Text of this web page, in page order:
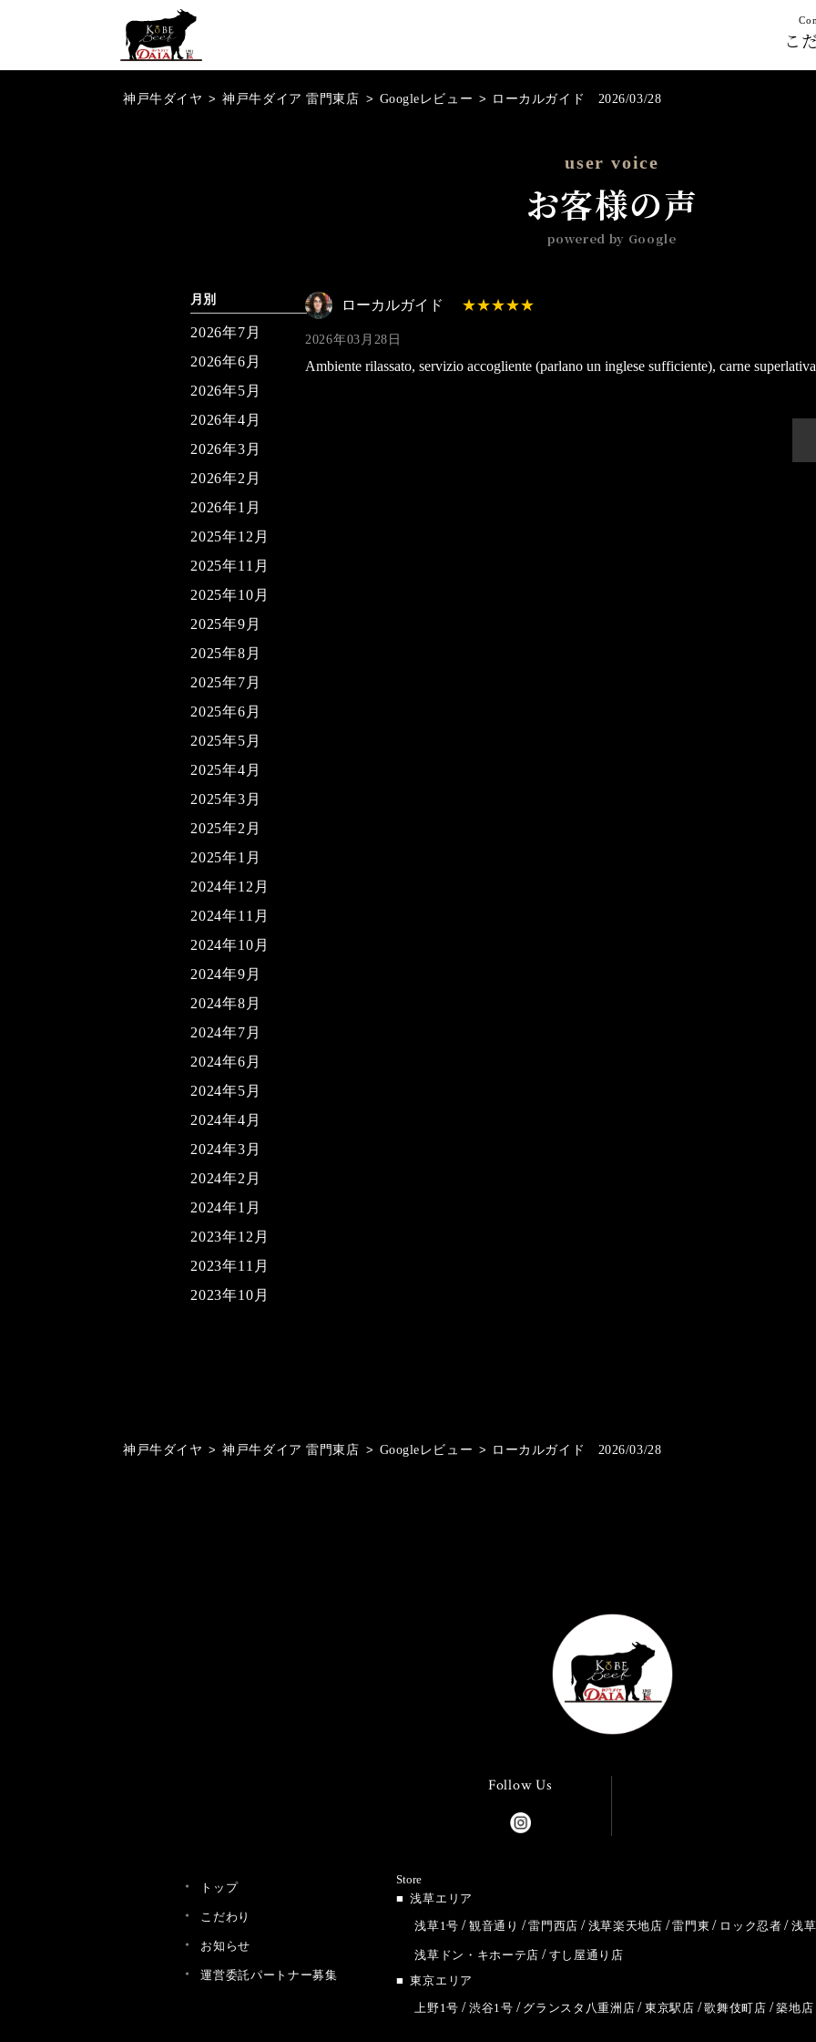
こ
神戸牛ダイヤ > 神戸牛ダイア 雷門東店 > Googleレビュー > ローカルガイド 2026/03/28
user voice
お客様の声
powered by Google
ローカルガイド
2026年03月28日
Ambiente rilassato, servizio accogliente (parlano un inglese sufficiente), carne superlativa
月別
2026年7月
2026年6月
2026年5月
2026年4月
2026年3月
2026年2月
2026年1月
2025年12月
2025年11月
2025年10月
2025年9月
2025年8月
2025年7月
2025年6月
2025年5月
2025年4月
2025年3月
2025年2月
2025年1月
2024年12月
2024年11月
2024年10月
2024年9月
2024年8月
2024年7月
2024年6月
2024年5月
2024年4月
2024年3月
2024年2月
2024年1月
2023年12月
2023年11月
2023年10月
神戸牛ダイヤ > 神戸牛ダイア 雷門東店 > Googleレビュー > ローカルガイド 2026/03/28
Follow Us
トップ
こだわり
お知らせ
運営委託パートナー募集
Store
浅草エリア
浅草1号
観音通り 雷門西店 浅草楽天地店 雷門東 ロック忍者 浅
浅草ドン・キホーテ店
すし屋通り店
東京エリア
上野1号
渋谷1号 グランスタ八重洲店 東京駅店 歌舞伎町店 築地店